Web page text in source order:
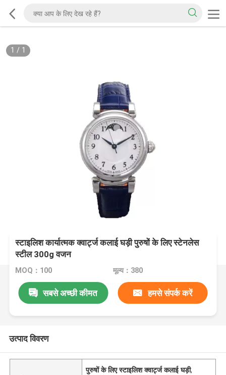
1 / 1
स्टाइलिश कार्यात्मक क्वार्ट्ज कलाई घड़ी पुरुषों के लिए स्टेनलेस
स्टील 300g वजन
MOQ：100 मूल्य：380
सबसे अच्छी कीमत हमसे संपर्क करें
उत्पाद विवरण
पुरुषों के लिए स्टाइलिश क्वार्ट्ज कलाई घड़ी,